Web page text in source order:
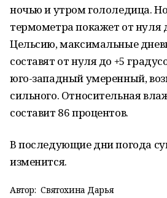
ночью и утром гололедица.
термометра покажет от нуля
Цельсию, максимальные
составят от нуля до +5
юго-западный умеренный,
сильного. Относительная
составит 86 процентов.
В последующие дни погода
изменится.
Автор: Святохина Дарья